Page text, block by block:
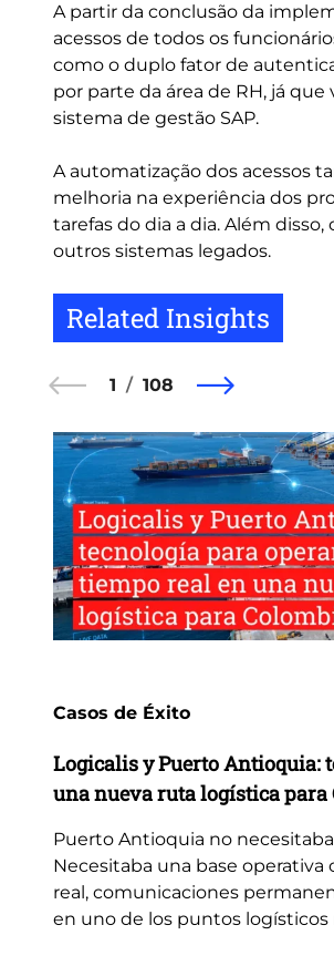
A partir da conclusão da
acessos de todos os
como o duplo fator de
por parte da área de RH, já
sistema de gestão SAP.
A automatização dos acessos
melhoria na experiência dos
tarefas do dia a dia. Além
outros sistemas legados.
Related Insights
1 108
Casos de Éxito
Logicalis y Puerto Antioquia:
una nueva ruta logística para
Puerto Antioquia no
Necesitaba una base
real, comunicaciones
en uno de los puntos logísticos